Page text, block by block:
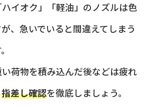
ハイオク」「軽油」のノズルは色
、急いでいると間違えてしまう
荷物を積み込んだ後などは疲れ
指差し確認を徹底しましょう。